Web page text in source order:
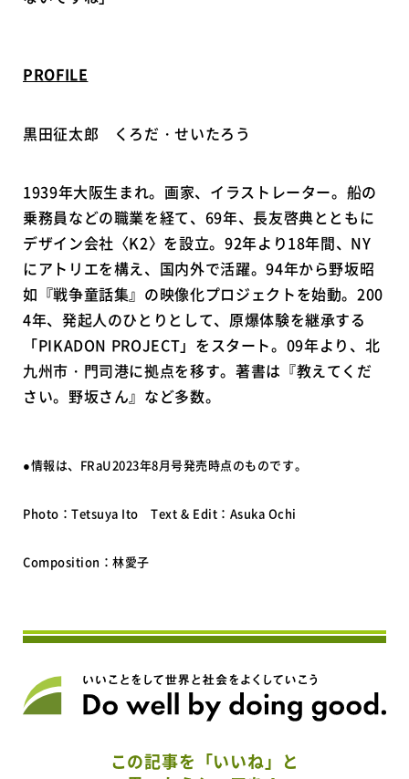
PROFILE
黒田征太郎 くろだ・せいたろう
1939年大阪生まれ。画家、イラストレーター。船の
乗務員などの職業を経て、69年、長友啓典とともに
デザイン会社〈K2〉を設立。92年より18年間、NY
にアトリエを構え、国内外で活躍。94年から野坂昭
如『戦争童話集』の映像化プロジェクトを始動。200
4年、発起人のひとりとして、原爆体験を継承する
「PIKADON PROJECT」をスタート。09年より、北
九州市・門司港に拠点を移す。著書は『教えてくだ
さい。野坂さん』など多数。
●情報は、FRaU2023年8月号発売時点のものです。
Photo：Tetsuya Ito Text & Edit：Asuka Ochi
Composition：林愛子
この記事を「いいね」と